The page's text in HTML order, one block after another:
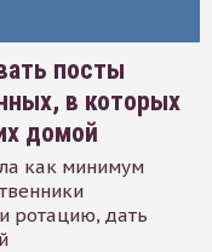
посты
в которых
домой
как минимум
ротацию, дать